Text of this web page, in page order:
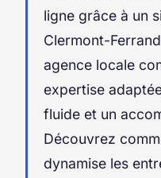
ligne grâce à un
Clermont-
agence locale
expertise
fluide et un
Découvrez
dynamise les